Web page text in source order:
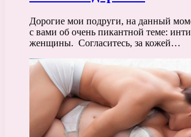
Дорогие мои подруги, на данный
с вами об очень пикантной теме:
женщины. Согласитесь, за кожей…